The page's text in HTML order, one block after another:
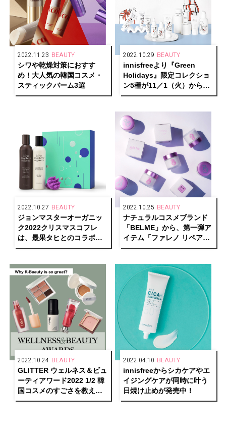
2022.11.23 BEAUTY
シワや乾燥対策におすす
め！大人気の韓国コスメ・
スティックバーム3選
2022.10.29 BEAUTY
innisfreeより『Green
Holidays』限定コレクショ
ン5種が11／1（火）から数
量限定発売
2022.10.27 BEAUTY
ジョンマスターオーガニッ
ク2022クリスマスコフレ
は、最果タヒとのコラボボ
ックスが登場
2022.10.25 BEAUTY
ナチュラルコスメブランド
「BELME」から、第一弾ア
イテム「ファレノ リペアク
リーム」が登場
2022.10.24 BEAUTY
GLITTER ウェルネス＆ビュ
ーティアワード2022 1/2 韓
国コスメのすごさを教え
て！〜Why K-Beauty is so
2022.04.10 BEAUTY
innisfreeからシカケアやエ
イジングケアが同時に叶う
日焼け止めが発売中！